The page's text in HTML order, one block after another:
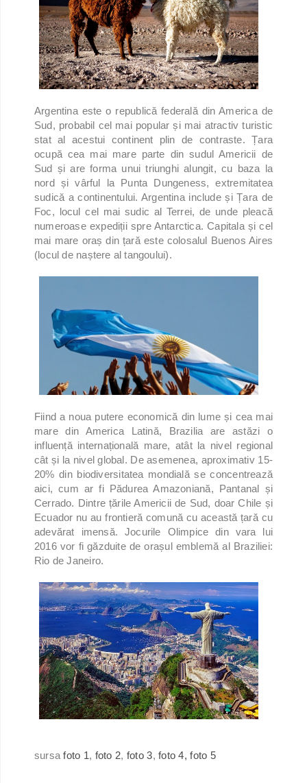
Argentina este o republică federală din America de
Sud, probabil cel mai popular și mai atractiv turistic
stat al acestui continent plin de contraste. Țara
ocupă cea mai mare parte din sudul Americii de
Sud și are forma unui triunghi alungit, cu baza la
nord și vârful la Punta Dungeness, extremitatea
sudică a continentului. Argentina include și Țara de
Foc, locul cel mai sudic al Terrei, de unde pleacă
numeroase expediții spre Antarctica. Capitala și cel
mai mare oraș din țară este colosalul Buenos Aires
(locul de naștere al tangoului).
Fiind a noua putere economică din lume și cea mai
mare din America Latină, Brazilia are astăzi o
influență internațională mare, atât la nivel regional
cât și la nivel global. De asemenea, aproximativ 15-
20% din biodiversitatea mondială se concentrează
aici, cum ar fi Pădurea Amazoniană, Pantanal și
Cerrado. Dintre țările Americii de Sud, doar Chile și
Ecuador nu au frontieră comună cu această țară cu
adevărat imensă. Jocurile Olimpice din vara lui
2016 vor fi găzduite de orașul emblemă al Braziliei:
Rio de Janeiro.
sursafoto 1, foto 2, foto 3, foto 4, foto 5